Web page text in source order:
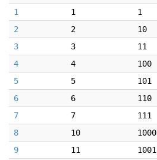
1
1 1
2
2 10
3
3 11
4
4 100
5
5 101
6
6 110
7
7 111
8
10 1000
9
11 1001